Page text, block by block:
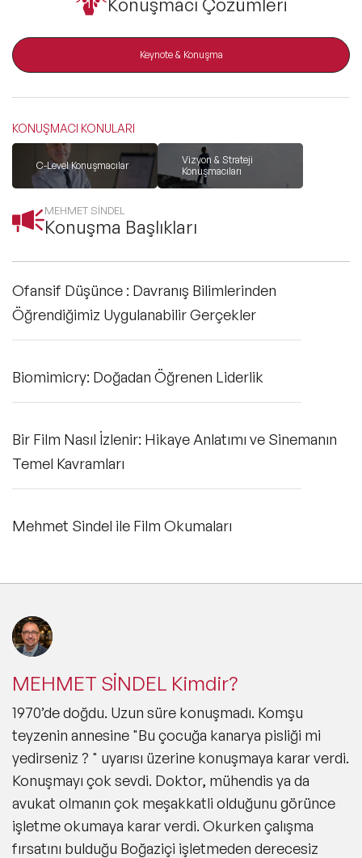
Trend Konular
🔥 Global Konuşmacılar
🔥 Motivasyon Konuşmacıları
🔥 Liderlik Konuşmacıları
🔥 Ekonomi Konuşmacıları
Konuşmacı Çözümleri
Keynote & Konuşma
KONUŞMACI KONULARI
C-Level Konuşmacılar
Vizyon & Strateji
Konuşmacıları
MEHMET SİNDEL
Konuşma Başlıkları
Ofansif Düşünce : Davranış Bilimlerinden
Öğrendiğimiz Uygulanabilir Gerçekler
Biomimicry: Doğadan Öğrenen Liderlik
Bir Film Nasıl İzlenir: Hikaye Anlatımı ve Sinemanın
Temel Kavramları
Mehmet Sindel ile Film Okumaları
MEHMET SİNDEL Kimdir?
1970’de doğdu. Uzun süre konuşmadı. Komşu
teyzenin annesine "Bu çocuğa kanarya pisliği mi
yedirseniz ? " uyarısı üzerine konuşmaya karar verdi.
Konuşmayı çok sevdi. Doktor, mühendis ya da
avukat olmanın çok meşakkatli olduğunu görünce
işletme okumaya karar verdi. Okurken çalışma
fırsatını bulduğu Boğaziçi işletmeden derecesiz